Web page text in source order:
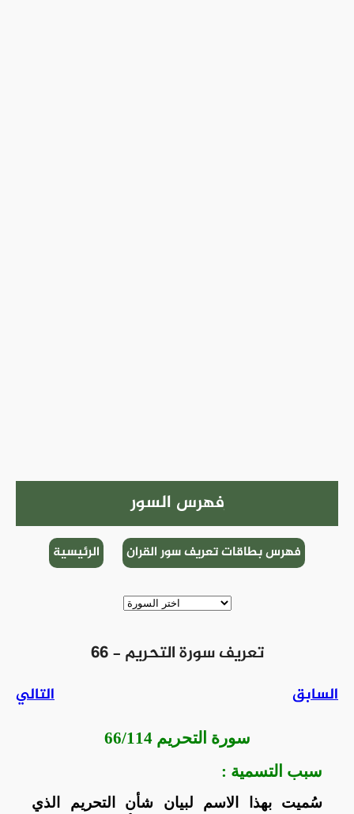
فهرس السور
الرئيسية فهرس بطاقات تعريف سور القران
66 - تعريف سورة التحريم
التالي السابق
سورة التحريم 66/114
سبب التسمية :
سُميت ‏بهذا ‏الاسم ‏لبيان ‏شأن ‏التحريم ‏الذي